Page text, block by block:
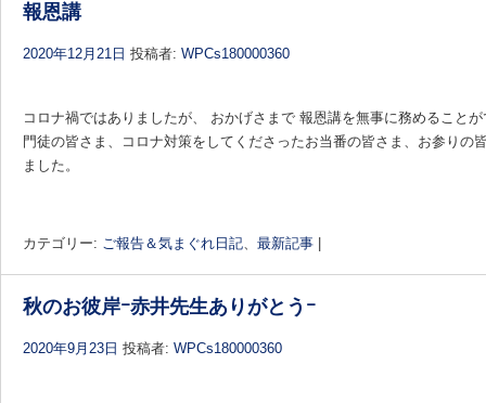
報恩講
2020年12月21日 投稿者: WPCs180000360
コロナ禍ではありましたが、 おかげさまで 報恩講を無事に務めること
門徒の皆さま、コロナ対策をしてくださったお当番の皆さま、お参りの
ました。
カテゴリー: ご報告＆気まぐれ日記、 最新記事
秋のお彼岸ｰ赤井先生ありがとうｰ
2020年9月23日 投稿者: WPCs180000360